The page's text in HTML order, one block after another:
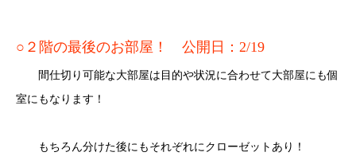
○２階の最後のお部屋！ 公開日：2/19
間仕切り可能な大部屋は目的や状況に合わせて大部屋にも個
室にもなります！
もちろん分けた後にもそれぞれにクローゼットあり！